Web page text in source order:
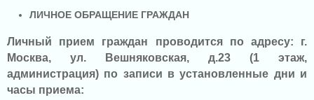
ЛИЧНОЕ ОБРАЩЕНИЕ ГРАЖДАН
Личный прием граждан проводится по адресу: г.
Москва, ул. Вешняковская, д.23 (1 этаж,
администрация) по записи в установленные дни и
часы приема: